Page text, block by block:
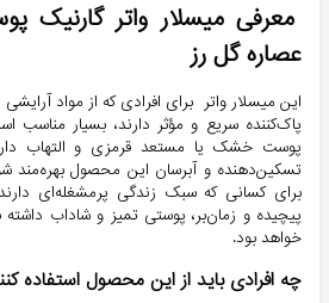
معرفی میسلار واتر
عصاره گل رز
این میسلار واتر برای افرادی که از مواد
پاک‌کننده سریع و مؤثر دارند، بسیار مناسب
پوست خشک یا مستعد قرمزی و التهاب
تسکین‌دهنده و آبرسان این محصول بهره‌مند
برای کسانی که سبک زندگی پرمشغله‌ای
پیچیده و زمان‌بر، پوستی تمیز و شاداب داشته
خواهد بود.
چه افرادی باید از این محصول استفاده